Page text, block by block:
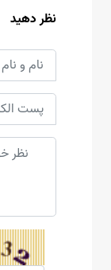
نظر دهید